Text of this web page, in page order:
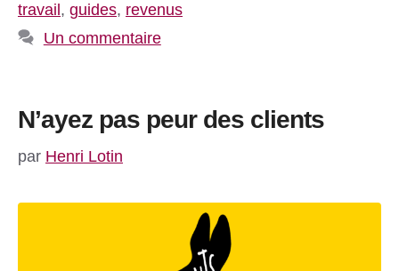
travail , guides, revenus
Un commentaire
N’ayez pas peur des clients
par Henri Lotin